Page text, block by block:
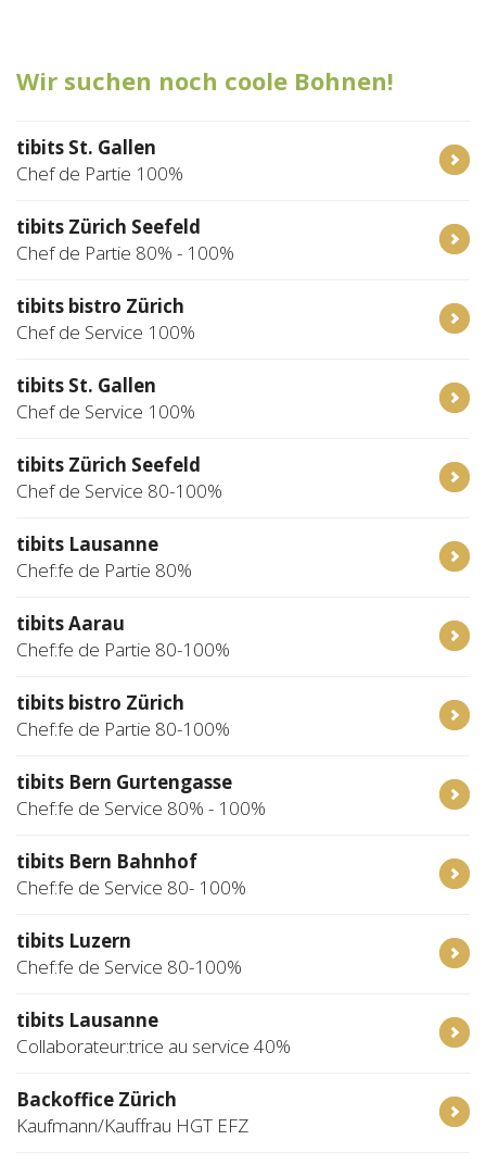
Login
Wir suchen noch coole Bohnen!
tibits St. Gallen
Chef de Partie 100%
tibits Zürich Seefeld
Chef de Partie 80% - 100%
tibits bistro Zürich
Chef de Service 100%
tibits St. Gallen
Chef de Service 100%
tibits Zürich Seefeld
Chef de Service 80-100%
tibits Lausanne
Chef:fe de Partie 80%
tibits Aarau
Chef:fe de Partie 80-100%
tibits bistro Zürich
Chef:fe de Partie 80-100%
tibits Bern Gurtengasse
Chef:fe de Service 80% - 100%
tibits Bern Bahnhof
Chef:fe de Service 80- 100%
tibits Luzern
Chef:fe de Service 80-100%
tibits Lausanne
Collaborateur:trice au service 40%
Backoffice Zürich
Kaufmann/Kauffrau HGT EFZ